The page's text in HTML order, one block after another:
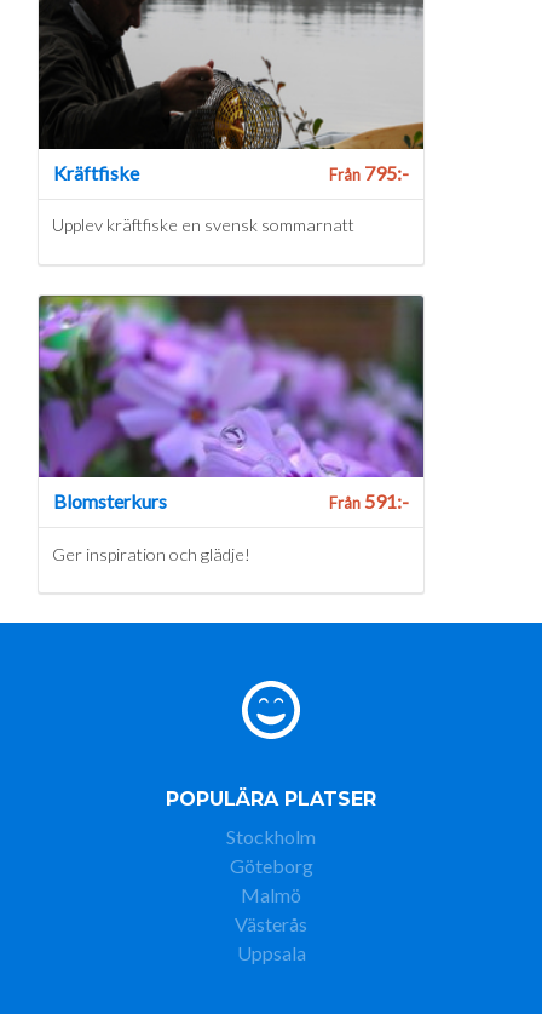
Kräftfiske Från795:-
Upplev kräftfiske en svensk sommarnatt
Blomsterkurs Från591:-
Ger inspiration och glädje!
POPULÄRA PLATSER
Stockholm
Göteborg
Malmö
Västerås
Uppsala